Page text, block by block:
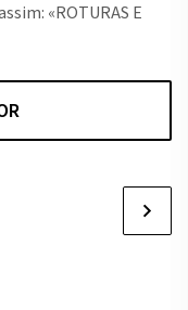
«ROTURAS E